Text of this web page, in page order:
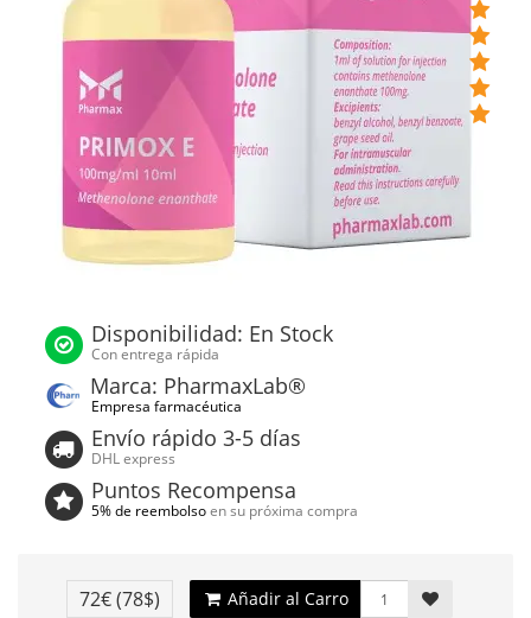
Disponibilidad: En Stock
Con entrega rápida
Marca: PharmaxLab®
Empresa farmacéutica
Envío rápido 3-5 días
DHL express
Puntos Recompensa
5% de reembolsoen su próxima compra
72€(78$) Añadir al Carro